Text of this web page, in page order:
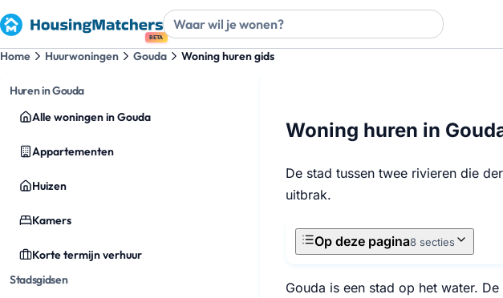
BETA
Home Huurwoningen Gouda Woning huren gids
Huren in Gouda
Alle woningen in Gouda
Appartementen
Huizen
Kamers
Korte termijn verhuur
Stadsgidsen
Woning huren in
De stad tussen twee rivieren die
uitbrak.
Op deze pagina8 secties
Gouda is een stad op het water.